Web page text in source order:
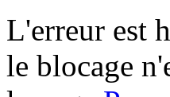
L'erreur est
le blocage